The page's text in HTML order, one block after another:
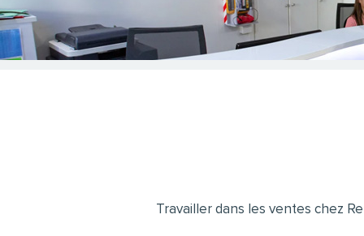
Travailler dans les ventes chez